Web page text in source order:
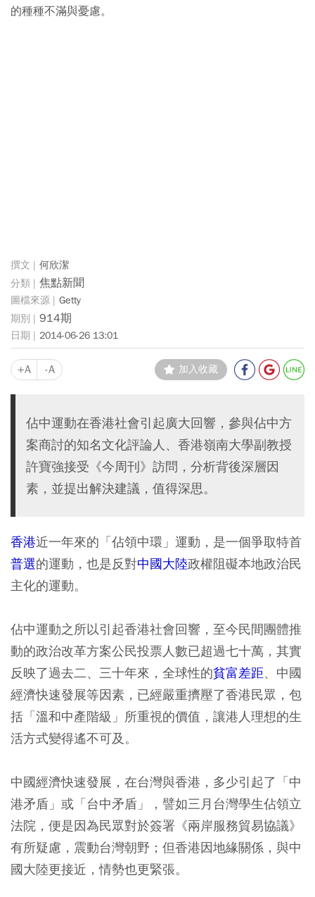
的種種不滿與憂慮。
何欣潔
焦點新聞
Getty
914期
2014-06-26 13:01
+A -A 加入收藏
佔中運動在香港社會引起廣大回響，參與佔中方
案商討的知名文化評論人、香港嶺南大學副教授
許寶強接受《今周刊》訪問，分析背後深層因
素，並提出解決建議，值得深思。
香港近一年來的「佔領中環」運動，是一個爭取特首
普選的運動，也是反對中國大陸政權阻礙本地政治民
主化的運動。
佔中運動之所以引起香港社會回響，至今民間團體推
動的政治改革方案公民投票人數已超過七十萬，其實
反映了過去二、三十年來，全球性的貧富差距、中國
經濟快速發展等因素，已經嚴重擠壓了香港民眾，包
括「溫和中產階級」所重視的價值，讓港人理想的生
活方式變得遙不可及。
中國經濟快速發展，在台灣與香港，多少引起了「中
港矛盾」或「台中矛盾」，譬如三月台灣學生佔領立
法院，便是因為民眾對於簽署《兩岸服務貿易協議》
有所疑慮，震動台灣朝野；但香港因地緣關係，與中
國大陸更接近，情勢也更緊張。